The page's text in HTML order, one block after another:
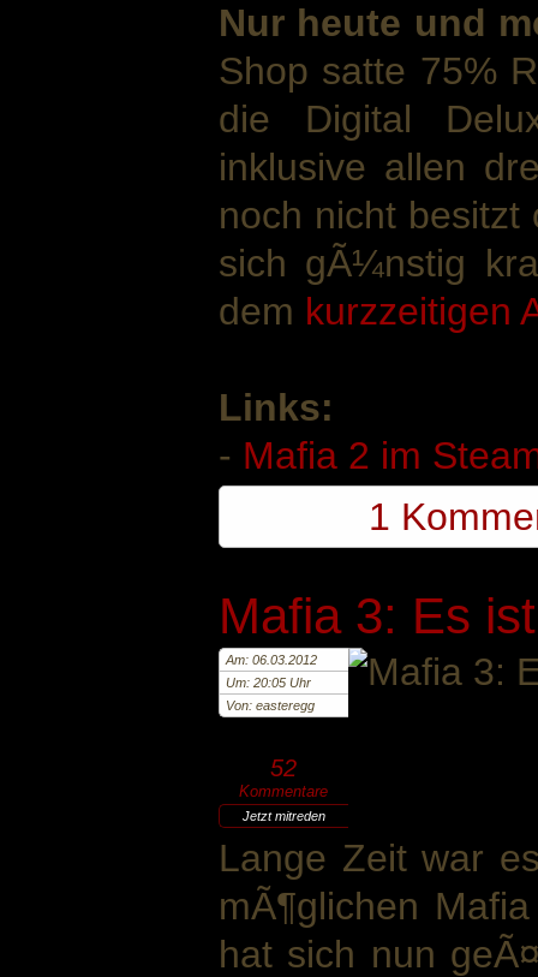
Nur heute und
Shop satte 75%
die Digital
inklusive allen
noch nicht besitzt
sich gÃ¼nstig
dem kurzzeitigen
Links:
- Mafia 2 im
1
Mafia 3: Es
Am: 06.03.2012
Um: 20:05 Uhr
Von: easteregg
52
Kommentare
Jetzt mitreden
Lange Zeit war
mÃ¶glichen
hat sich nun